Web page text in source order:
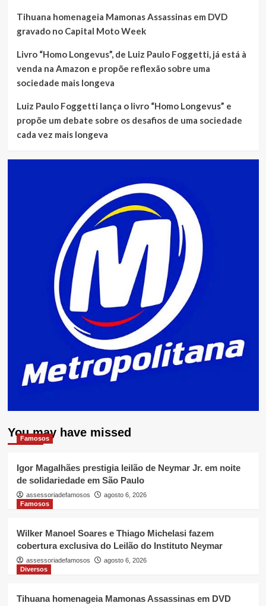
Tihuana homenageia Mamonas Assassinas em DVD
gravado no Capital Moto Week
Livro “Homo Longevus”, de Luiz Paulo Foggetti, já está à
venda na Amazon e propõe reflexão sobre uma
sociedade mais longeva
Luiz Paulo Foggetti lança o livro “Homo Longevus” e
propõe um debate sobre os desafios de uma sociedade
cada vez mais longeva
You may have missed
Famosos
Igor Magalhães prestigia leilão de Neymar Jr. em noite
de solidariedade em São Paulo
assessoriadefamosos
agosto 6, 2026
Famosos
Wilker Manoel Soares e Thiago Michelasi fazem
cobertura exclusiva do Leilão do Instituto Neymar
assessoriadefamosos
agosto 6, 2026
Diversos
Tihuana homenageia Mamonas Assassinas em DVD